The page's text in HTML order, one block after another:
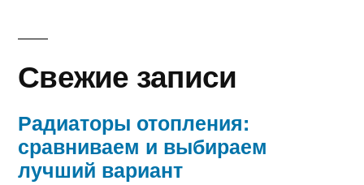
Свежие записи
Радиаторы отопления:
сравниваем и выбираем
лучший вариант